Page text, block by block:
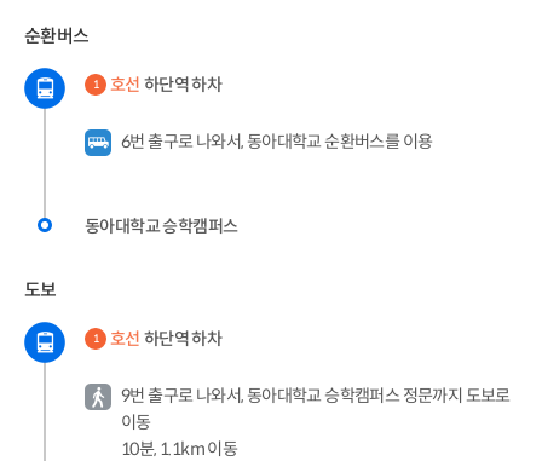
순환버스
1 호선 하단역 하차
6번 출구로 나와서, 동아대학교 순환버스를 이용
동아대학교 승학캠퍼스
도보
1 호선 하단역 하차
9번 출구로 나와서, 동아대학교 승학캠퍼스 정문까지 도보로
이동
10분, 1.1km 이동